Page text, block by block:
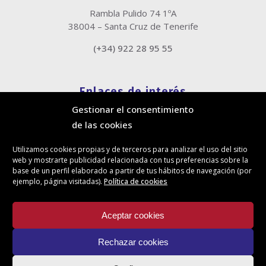
Gestionar el consentimiento
de las cookies
Utilizamos cookies propias y de terceros para analizar el uso del sitio
web y mostrarte publicidad relacionada con tus preferencias sobre la
base de un perfil elaborado a partir de tus hábitos de navegación (por
ejemplo, página visitadas). Política de cookies
Aceptar cookies
Rechazar cookies
Rambla Pulido 74 1ºA
38004 – Santa Cruz de Tenerife
(+34) 922 28 95 55
Enlaces de interés
Política de cookies
Política de privacidad
Canal de denuncias
Protección de privacidad en redes sociales
Síguenos
Actualidad